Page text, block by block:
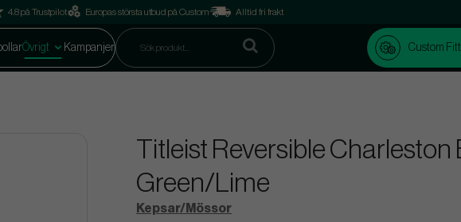
4.8 på Trustpilot Europas största utbud på Custom Alltid fri frakt
Övrigt Kampanjer Custom
Titleist Reversible Charleston
Green/Lime
Kepsar/Mössor